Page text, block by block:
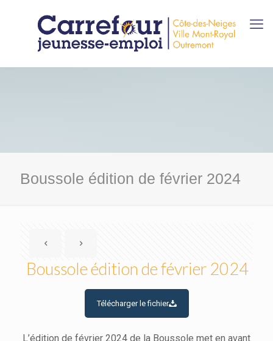
Boussole édition de février 2024
Boussole édition de février 2024
Télécharger le fichier
L’édition de février 2024 de la Boussole met en avant